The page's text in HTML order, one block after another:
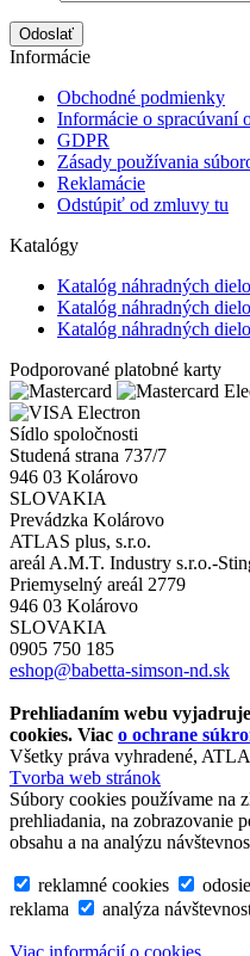
Odoslať
Informácie
Obchodné podmienky
Informácie o spracúvaní
GDPR
Zásady používania
Reklamácie
Odstúpiť od zmluvy tu
Katalógy
Katalóg náhradných
Katalóg náhradných
Katalóg náhradných
Podporované platobné karty
Sídlo spoločnosti
Studená strana 737/7
946 03 Kolárovo
SLOVAKIA
Prevádzka Kolárovo
ATLAS plus, s.r.o.
areál A.M.T. Industry s.r.o.-
Priemyselný areál 2779
946 03 Kolárovo
SLOVAKIA
0905 750 185
eshop@babetta-simson-nd.sk
Prehliadaním webu
cookies. Viac o ochrane
Všetky práva vyhradené,
Tvorba web stránok
Súbory cookies používame na
prehliadania, na zobrazovanie
obsahu a na analýzu
reklamné cookies
reklama
analýza
Viac informácií o cookies